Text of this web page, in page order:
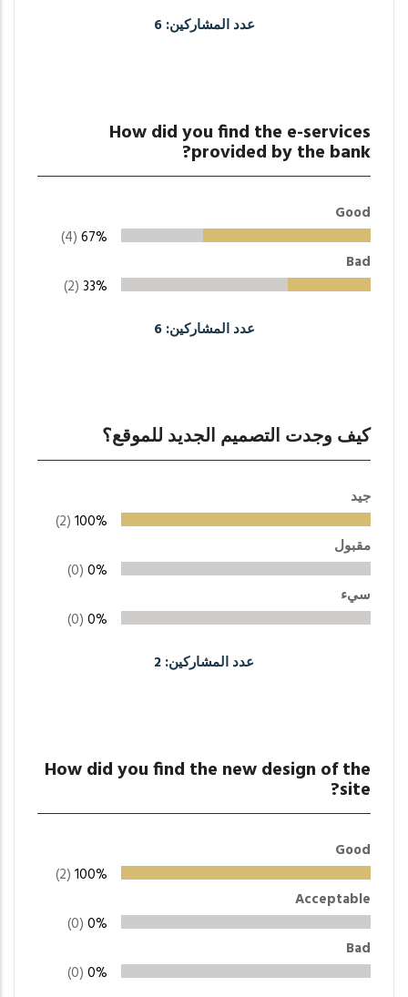
عدد المشاركين: 6
How did you find the e-services
provided by the bank?
Good
67%
(4)
Bad
33%
(2)
عدد المشاركين: 6
كيف وجدت التصميم الجديد للموقع؟
جيد
100%
(2)
مقبول
0%
(0)
سيء
0%
(0)
عدد المشاركين: 2
How did you find the new design of the
site?
Good
100%
(2)
Acceptable
0%
(0)
Bad
0%
(0)